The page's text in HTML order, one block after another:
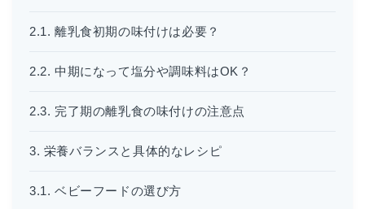
2.1. 離乳食初期の味付けは必要？
2.2. 中期になって塩分や調味料はOK？
2.3. 完了期の離乳食の味付けの注意点
3. 栄養バランスと具体的なレシピ
3.1. ベビーフードの選び方